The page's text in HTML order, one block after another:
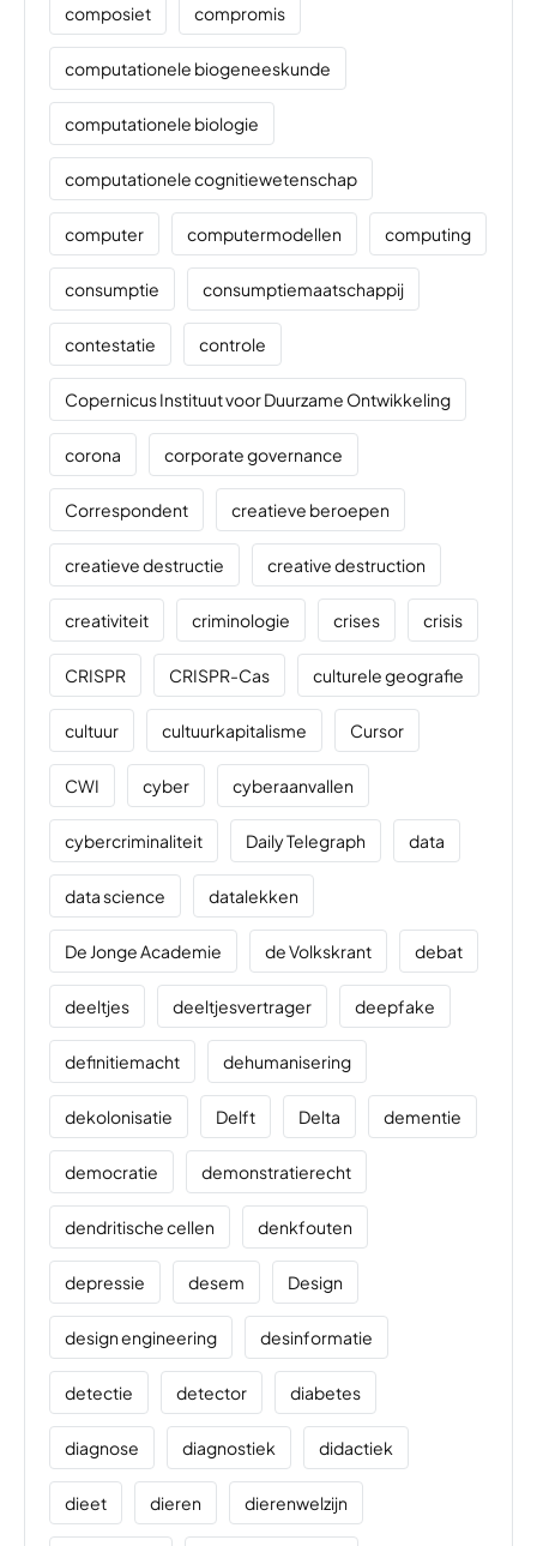
composiet compromis
computationele biogeneeskunde
computationele biologie
computationele cognitiewetenschap
computer computermodellen computing
consumptie consumptiemaatschappij
contestatie controle
Copernicus Instituut voor Duurzame Ontwikkeling
corona corporate governance
Correspondent creatieve beroepen
creatieve destructie creative destruction
creativiteit criminologie crises crisis
CRISPR CRISPR-Cas culturele geografie
cultuur cultuurkapitalisme Cursor
CWI cyber cyberaanvallen
cybercriminaliteit Daily Telegraph data
data science datalekken
De Jonge Academie de Volkskrant debat
deeltjes deeltjesvertrager deepfake
definitiemacht dehumanisering
dekolonisatie Delft Delta dementie
democratie demonstratierecht
dendritische cellen denkfouten
depressie desem Design
design engineering desinformatie
detectie detector diabetes
diagnose diagnostiek didactiek
dieet dieren dierenwelzijn